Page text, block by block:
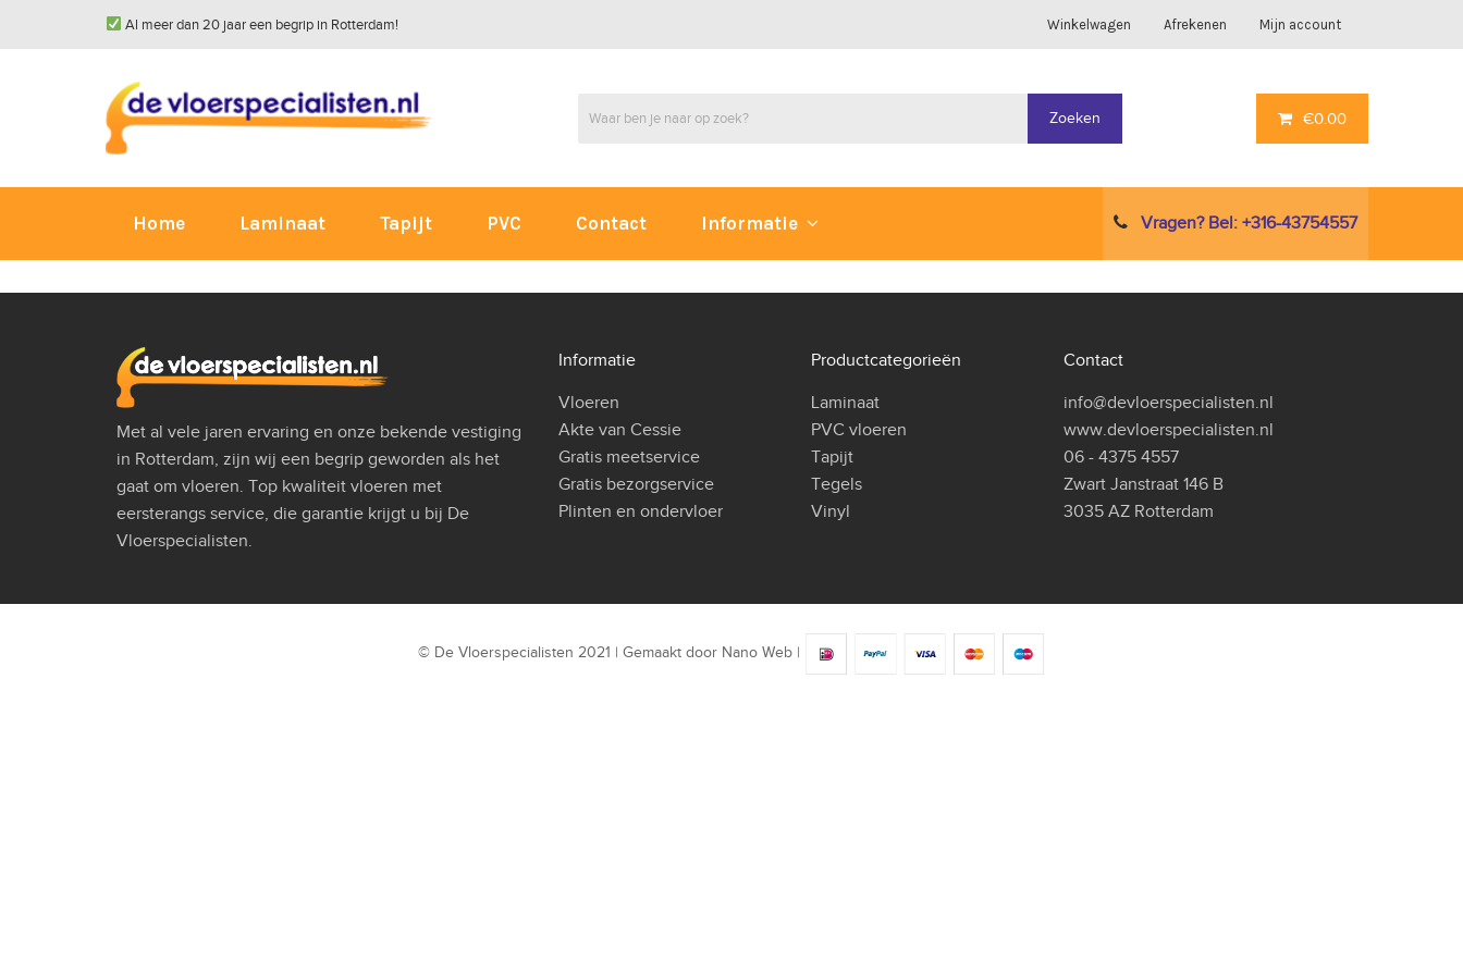
Al meer dan 20 jaar een begrip in Rotterdam! Winkelwagen Afrekenen Mijn account
Zoeken €0.00
Home Laminaat Tapijt PVC Contact Informatie Vragen? Bel: +316-43754557
Met al vele jaren ervaring en onze bekende vestiging
in Rotterdam, zijn wij een begrip geworden als het
gaat om vloeren. Top kwaliteit vloeren met
eersterangs service, die garantie krijgt u bij De
Vloerspecialisten.
Informatie
Vloeren
Akte van Cessie
Gratis meetservice
Gratis bezorgservice
Plinten en ondervloer
Productcategorieën
Laminaat
PVC vloeren
Tapijt
Tegels
Vinyl
Contact
info@devloerspecialisten.nl
www.devloerspecialisten.nl
06 - 4375 4557
Zwart Janstraat 146 B
3035 AZ Rotterdam
© De Vloerspecialisten 2021 | Gemaakt door Nano Web|